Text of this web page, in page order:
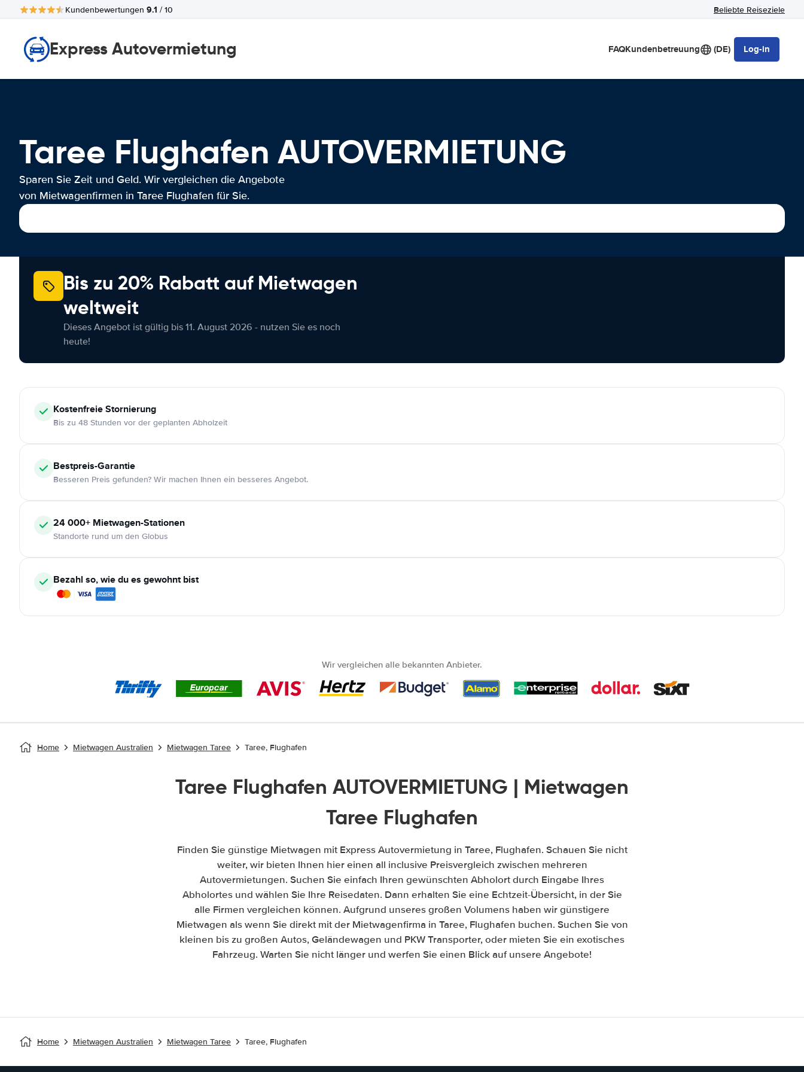
Kundenbewertungen 9.1 / 10 Beliebte Reiseziele
Express Autovermietung FAQKundenbetreuung (DE) Log-in
Taree Flughafen AUTOVERMIETUNG
Sparen Sie Zeit und Geld. Wir vergleichen die Angebote
von Mietwagenfirmen in Taree Flughafen für Sie.
Bis zu 20% Rabatt auf Mietwagen
weltweit
Dieses Angebot ist gültig bis 11. August 2026 - nutzen Sie es noch
heute!
KostenfreieStornierung
Bis zu 48 Stunden vor der geplanten Abholzeit
Bestpreis-Garantie
Besseren Preis gefunden? Wir machen Ihnen ein besseres Angebot.
24 000+ Mietwagen-Stationen
Standorte rund um den Globus
Bezahl so, wie du es gewohnt bist
Wir vergleichen alle bekannten Anbieter.
Home Mietwagen Australien Mietwagen Taree Taree, Flughafen
Taree Flughafen AUTOVERMIETUNG | Mietwagen
Taree Flughafen
Finden Sie günstige Mietwagen mit Express Autovermietung in Taree, Flughafen. Schauen Sie nicht
weiter, wir bieten Ihnen hier einen all inclusive Preisvergleich zwischen mehreren
Autovermietungen. Suchen Sie einfach Ihren gewünschten Abholort durch Eingabe Ihres
Abholortes und wählen Sie Ihre Reisedaten. Dann erhalten Sie eine Echtzeit-Übersicht, in der Sie
alle Firmen vergleichen können. Aufgrund unseres großen Volumens haben wir günstigere
Mietwagen als wenn Sie direkt mit der Mietwagenfirma in Taree, Flughafen buchen. Suchen Sie von
kleinen bis zu großen Autos, Geländewagen und PKW Transporter, oder mieten Sie ein exotisches
Fahrzeug. Warten Sie nicht länger und werfen Sie einen Blick auf unsere Angebote!
Home Mietwagen Australien Mietwagen Taree Taree, Flughafen